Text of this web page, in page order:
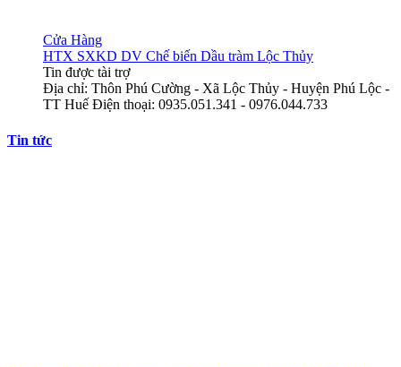
Cửa Hàng
HTX SXKD DV Chế biến Dầu tràm Lộc Thủy
Tin được tài trợ
Địa chỉ: Thôn Phú Cường - Xã Lộc Thủy - Huyện Phú Lộc -
TT Huế Điện thoại: 0935.051.341 - 0976.044.733
Tin tức